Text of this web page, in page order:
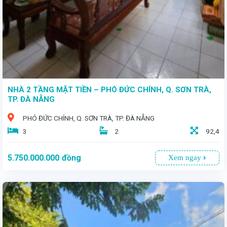
NHÀ 2 TẦNG MẶT TIỀN – PHÓ ĐỨC CHÍNH, Q. SƠN TRÀ,
TP. ĐÀ NẴNG
PHÓ ĐỨC CHÍNH, Q. SƠN TRÀ, TP. ĐÀ NẴNG
3
2 92,4
5.750.000.000 đồng Xem ngay